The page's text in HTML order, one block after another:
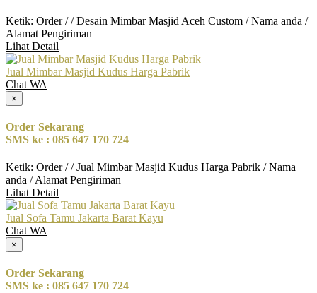
Ketik: Order / / Desain Mimbar Masjid Aceh Custom / Nama anda /
Alamat Pengiriman
Lihat Detail
Jual Mimbar Masjid Kudus Harga Pabrik
Chat WA
×
Order Sekarang
SMS ke : 085 647 170 724
Ketik: Order / / Jual Mimbar Masjid Kudus Harga Pabrik / Nama
anda / Alamat Pengiriman
Lihat Detail
Jual Sofa Tamu Jakarta Barat Kayu
Chat WA
×
Order Sekarang
SMS ke : 085 647 170 724